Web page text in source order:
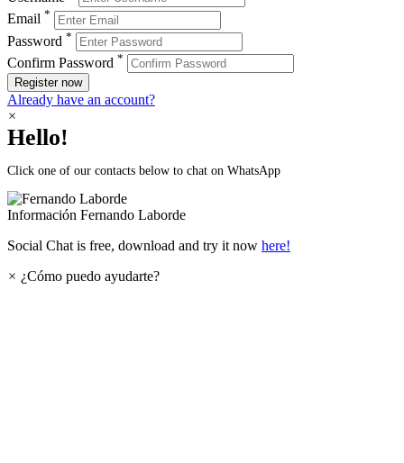
Email *
Password *
Confirm Password *
Register now
Already have an account?
×
Hello!
Click one of our contacts below to chat on WhatsApp
Información Fernando Laborde
Social Chat is free, download and try it now here!
× ¿Cómo puedo ayudarte?